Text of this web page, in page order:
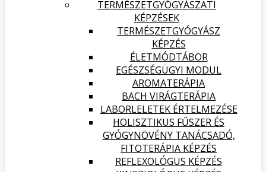
TERMÉSZETGYÓGYÁSZATI
KÉPZÉSEK
TERMÉSZETGYÓGYÁSZ
KÉPZÉS
ÉLETMÓDTÁBOR
EGÉSZSÉGÜGYI MODUL
AROMATERÁPIA
BACH VIRÁGTERÁPIA
LABORLELETEK ÉRTELMEZÉSE
HOLISZTIKUS FŰSZER ÉS
GYÓGYNÖVÉNY TANÁCSADÓ,
FITOTERÁPIA KÉPZÉS
REFLEXOLÓGUS KÉPZÉS